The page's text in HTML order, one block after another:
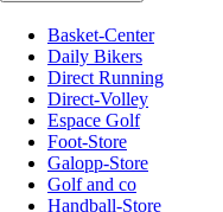
Basket-Center
Daily Bikers
Direct Running
Direct-Volley
Espace Golf
Foot-Store
Galopp-Store
Golf and co
Handball-Store